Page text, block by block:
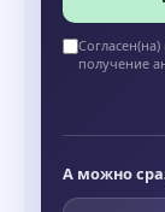
получение
А можно